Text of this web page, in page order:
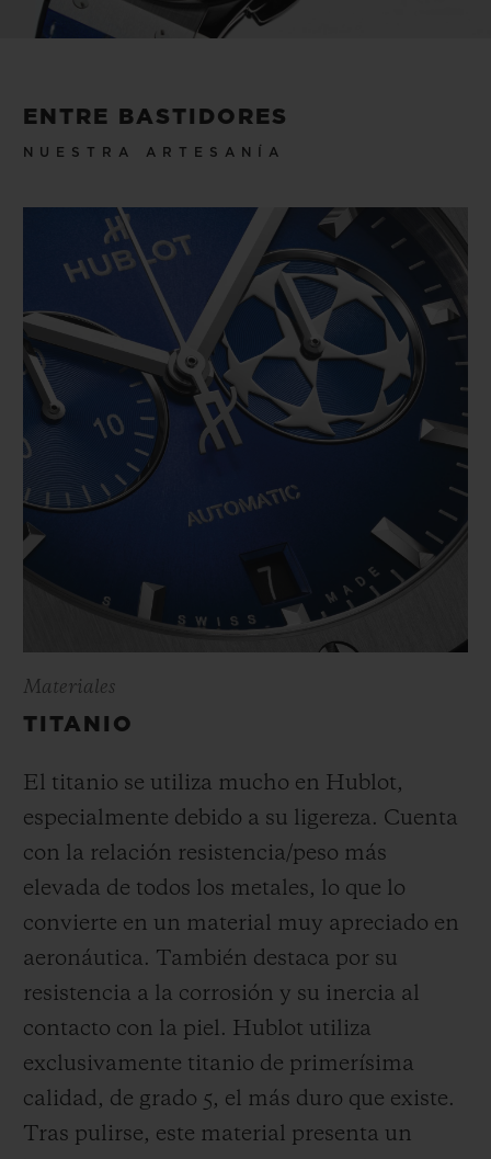
League: el único que no tienes que ganar
ganador cada vez que llevas el reloj.
ENTRE BASTIDORES
NUESTRA ARTESANÍA
Materiales
TITANIO
El titanio se utiliza mucho en Hublot,
especialmente debido a su ligereza. Cuenta
con la relación resistencia/peso más
elevada de todos los metales, lo que lo
convierte en un material muy apreciado en
aeronáutica. También destaca por su
resistencia a la corrosión y su inercia al
contacto con la piel. Hublot utiliza
exclusivamente titanio de primerísima
calidad, de grado 5, el más duro que existe.
Tras pulirse, este material presenta un